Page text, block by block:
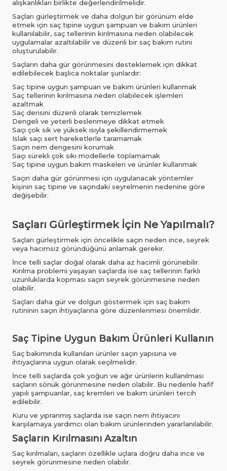
alışkanlıkları birlikte değerlendirilmelidir.
Saçları gürleştirmek ve daha dolgun bir görünüm elde
etmek için saç tipine uygun şampuan ve bakım ürünleri
kullanılabilir, saç tellerinin kırılmasına neden olabilecek
uygulamalar azaltılabilir ve düzenli bir saç bakım rutini
oluşturulabilir.
Saçların daha gür görünmesini desteklemek için dikkat
edilebilecek başlıca noktalar şunlardır:
Saç tipine uygun şampuan ve bakım ürünleri kullanmak
Saç tellerinin kırılmasına neden olabilecek işlemleri
azaltmak
Saç derisini düzenli olarak temizlemek
Dengeli ve yeterli beslenmeye dikkat etmek
Saçı çok sık ve yüksek ısıyla şekillendirmemek
Islak saçı sert hareketlerle taramamak
Saçın nem dengesini korumak
Saçı sürekli çok sıkı modellerle toplamamak
Saç tipine uygun bakım maskeleri ve ürünler kullanmak
Saçın daha gür görünmesi için uygulanacak yöntemler
kişinin saç tipine ve saçındaki seyrelmenin nedenine göre
değişebilir.
Saçları Gürleştirmek İçin Ne Yapılmalı?
Saçları gürleştirmek için öncelikle saçın neden ince, seyrek
veya hacimsiz göründüğünü anlamak gerekir.
İnce telli saçlar doğal olarak daha az hacimli görünebilir.
Kırılma problemi yaşayan saçlarda ise saç tellerinin farklı
uzunluklarda kopması saçın seyrek görünmesine neden
olabilir.
Saçları daha gür ve dolgun göstermek için saç bakım
rutininin saçın ihtiyaçlarına göre düzenlenmesi önemlidir.
Saç Tipine Uygun Bakım Ürünleri Kullanın
Saç bakımında kullanılan ürünler saçın yapısına ve
ihtiyaçlarına uygun olarak seçilmelidir.
İnce telli saçlarda çok yoğun ve ağır ürünlerin kullanılması
saçların sönük görünmesine neden olabilir. Bu nedenle hafif
yapılı şampuanlar, saç kremleri ve bakım ürünleri tercih
edilebilir.
Kuru ve yıpranmış saçlarda ise saçın nem ihtiyacını
karşılamaya yardımcı olan bakım ürünlerinden yararlanılabilir.
Saçların Kırılmasını Azaltın
Saç kırılmaları, saçların özellikle uçlara doğru daha ince ve
seyrek görünmesine neden olabilir.